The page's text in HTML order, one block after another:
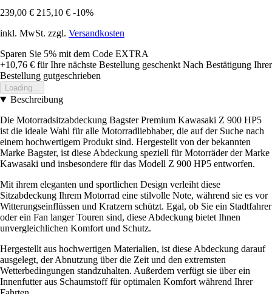
239,00 € 215,10 € -10%
inkl. MwSt. zzgl. Versandkosten
Sparen Sie 5% mit dem Code EXTRA
+10,76 € für Ihre nächste Bestellung geschenkt Nach Bestätigung Ihrer
Bestellung gutgeschrieben
Loading...
Beschreibung
Die Motorradsitzabdeckung Bagster Premium Kawasaki Z 900 HP5
ist die ideale Wahl für alle Motorradliebhaber, die auf der Suche nach
einem hochwertigem Produkt sind. Hergestellt von der bekannten
Marke Bagster, ist diese Abdeckung speziell für Motorräder der Marke
Kawasaki und insbesondere für das Modell Z 900 HP5 entworfen.
Mit ihrem eleganten und sportlichen Design verleiht diese
Sitzabdeckung Ihrem Motorrad eine stilvolle Note, während sie es vor
Witterungseinflüssen und Kratzern schützt. Egal, ob Sie ein Stadtfahrer
oder ein Fan langer Touren sind, diese Abdeckung bietet Ihnen
unvergleichlichen Komfort und Schutz.
Hergestellt aus hochwertigen Materialien, ist diese Abdeckung darauf
ausgelegt, der Abnutzung über die Zeit und den extremsten
Wetterbedingungen standzuhalten. Außerdem verfügt sie über ein
Innenfutter aus Schaumstoff für optimalen Komfort während Ihrer